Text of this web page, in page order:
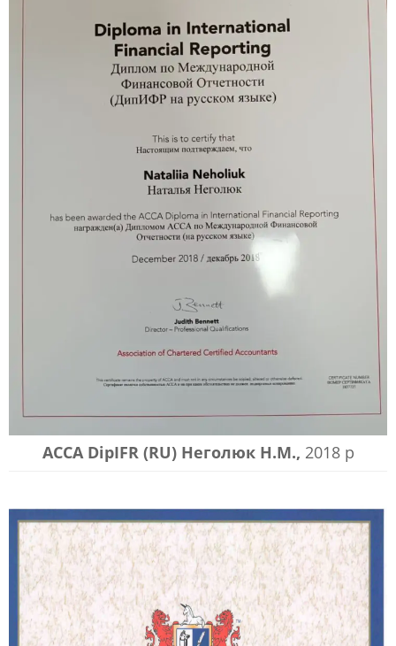
АССА DipIFR (RU) Неголюк Н.М., 2018 р